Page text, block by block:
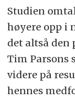
Studien
høyere opp i
det altså den
Tim Parsons
videre på
hennes